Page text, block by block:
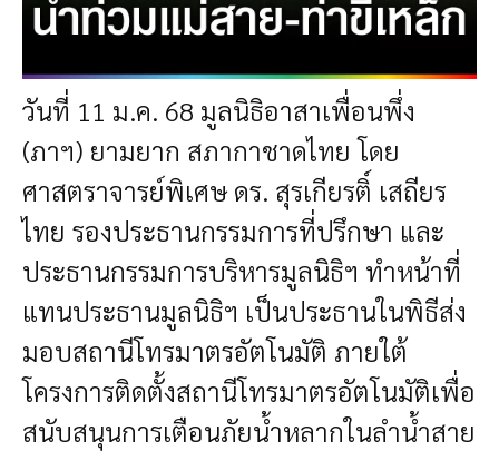
วันที่ 11 ม.ค. 68 มูลนิธิอาสาเพื่อนพึ่ง
(ภาฯ) ยามยาก สภากาชาดไทย โดย
ศาสตราจารย์พิเศษ ดร. สุรเกียรติ์ เสถียร
ไทย รองประธานกรรมการที่ปรึกษา และ
ประธานกรรมการบริหารมูลนิธิฯ ทำหน้าที่
แทนประธานมูลนิธิฯ เป็นประธานในพิธีส่ง
มอบสถานีโทรมาตรอัตโนมัติ ภายใต้
โครงการติดตั้งสถานีโทรมาตรอัตโนมัติเพื่อ
สนับสนุนการเตือนภัยน้ำหลากในลำน้ำสาย